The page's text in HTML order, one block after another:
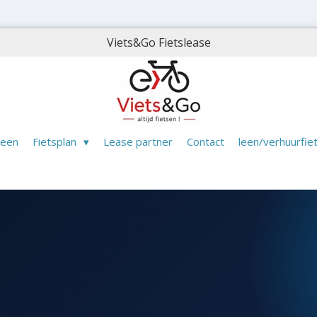
Viets&Go Fietslease
Fietsplan Lease partner Contact leen/